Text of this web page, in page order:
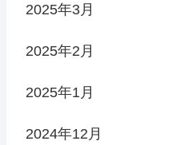
2025年3月
2025年2月
2025年1月
2024年12月